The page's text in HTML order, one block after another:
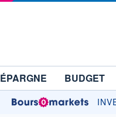
ÉPARGNE BUDGET